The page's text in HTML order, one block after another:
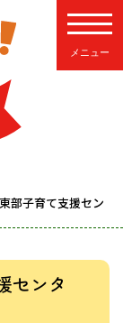
部子育て支援セン
センタ